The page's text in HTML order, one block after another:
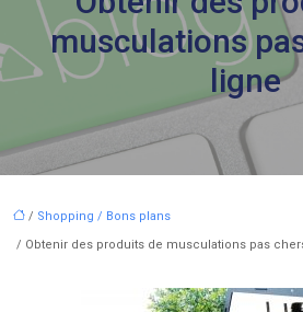
musculations
ligne
/ Shopping / Bons plans
/ Obtenir des produits de musculations pas